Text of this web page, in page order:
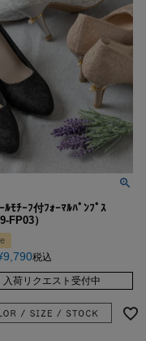
ﾙﾓﾁｰﾌ付ﾌｫｰﾏﾙﾊﾟﾝﾌﾟｽ
FP03）
9,790税込
入荷リクエスト受付中